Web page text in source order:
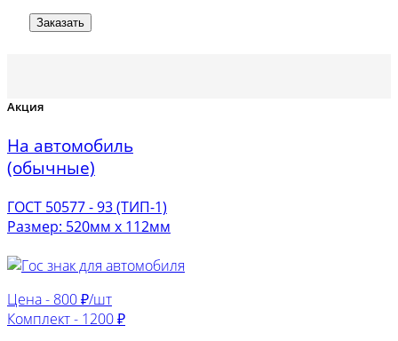
Заказать
Акция
На автомобиль
(обычные)
ГОСТ 50577 - 93 (ТИП-1)
Размер: 520мм х 112мм
Цена - 800 ₽/шт
Комплект - 1200 ₽